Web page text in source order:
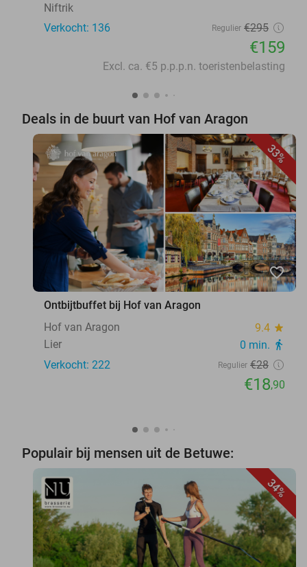
Niftrik
Verkocht: 136
Regulier €295
€159
Excl. ca. €5 p.p.p.n. toeristenbelasting
Deals in de buurt van Hof van Aragon
33%
favorite_border
Ontbijtbuffet bij Hof van Aragon
Hof van Aragon
9.4 star
Lier 0 min. directions_walk
Verkocht: 222 Regulier €28
€18,90
Populair bij mensen uit de Betuwe:
34%